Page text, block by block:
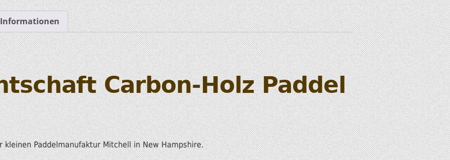
HOBIE KAJAKS
ELEKTROMOTORE
Carbon-Holz Paddel
Paddelmanufaktur Mitchell in New Hampshire.